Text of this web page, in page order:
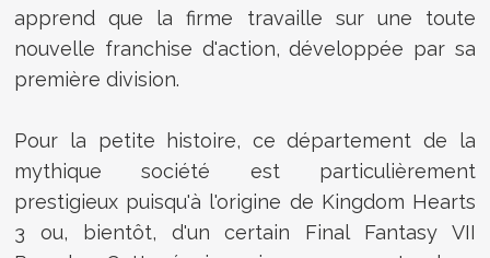
apprend que la firme travaille sur une toute
nouvelle franchise d'action, développée par sa
première division.
Pour la petite histoire, ce département de la
mythique société est particulièrement
prestigieux puisqu'à l'origine de Kingdom Hearts
3 ou, bientôt, d'un certain Final Fantasy VII